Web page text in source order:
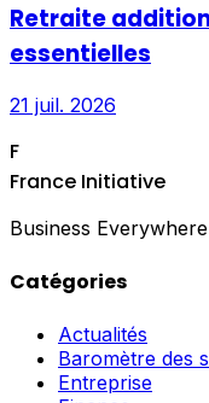
Retraite
essentielles
21 juil. 2026
F
France Initiative
Business Everywhere
Catégories
Actualités
Baromètre des
Entreprise